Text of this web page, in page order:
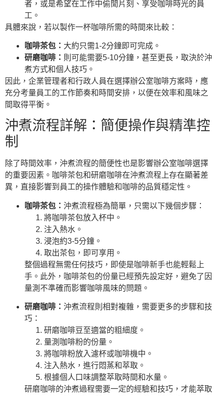
者，或是希望在工作中偷閒片刻、享受咖啡時光的員
工。
具體來說，若以製作一杯咖啡所需的時間來比較：
咖啡茶包： 大約只需1-2分鐘即可完成。
研磨咖啡： 則可能需要5-10分鐘，甚至更長，取決於沖
煮方式和個人技巧。
因此，企業管理者和行政人員在選擇辦公室咖啡方案時，應
充分考量員工的工作節奏和時間安排，以便在效率和風味之
間取得平衡。
沖煮流程詳解：簡便操作與精準控
制
除了時間效率，沖煮流程的簡便性也是影響辦公室咖啡選擇
的重要因素。咖啡茶包和研磨咖啡在沖煮流程上存在顯著差
異，直接影響到員工的操作體驗和咖啡的品質穩定性。
咖啡茶包： 沖煮流程極為簡單，只需以下幾個步驟：
將咖啡茶包放入杯中。
注入熱水。
浸泡約3-5分鐘。
取出茶包，即可享用。
整個過程無需任何技巧，即使是咖啡新手也能輕鬆上
手。此外，咖啡茶包的份量已經預先設定好，避免了因
量測不準確而影響咖啡風味的問題。
研磨咖啡： 沖煮流程則相對複雜，需要更多的步驟和技
巧：
研磨咖啡豆至適當的粗細度。
量測咖啡粉的份量。
將咖啡粉放入濾杯或咖啡機中。
注入熱水，進行悶蒸和萃取。
根據個人口味調整萃取時間和水量。
研磨咖啡的沖煮過程需要一定的經驗和技巧，才能萃取